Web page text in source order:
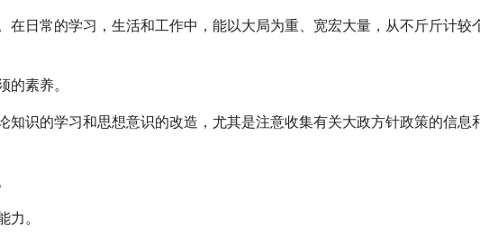
在日常的学习，生活和工作中，能以大局为重、宽宏大量，从不斤斤计
素养。
知识的学习和思想意识的改造，尤其是注意收集有关大政方针政策的信
。